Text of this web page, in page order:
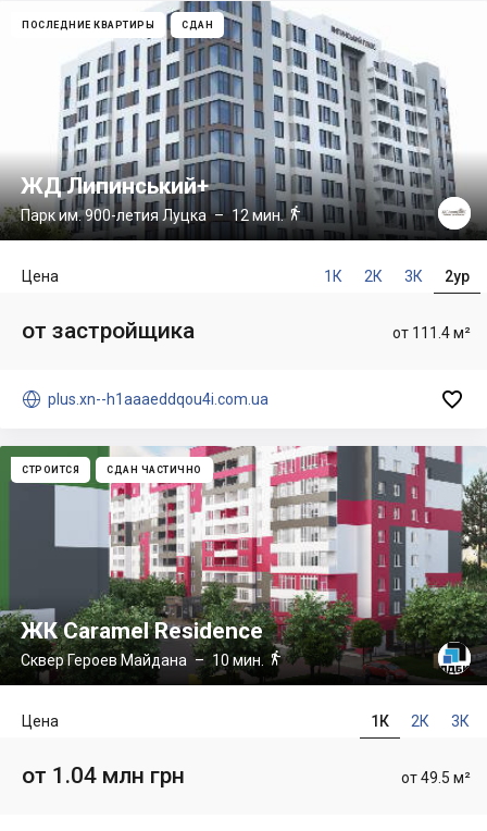
ПОСЛЕДНИЕ КВАРТИРЫ СДАН
ЖД Липинський+
Парк им. 900-летия Луцка – 12 мин. 
1К 2К 3К 2ур
Цена
от 111.4 м²
от застройщика
 plus.xn--h1aaaeddqou4i.com.ua 
СТРОИТСЯ СДАН ЧАСТИЧНО
ЖК Caramel Residence
Сквер Героев Майдана – 10 мин. 
1К 2К 3К
Цена
от 49.5 м²
от 1.04 млн грн